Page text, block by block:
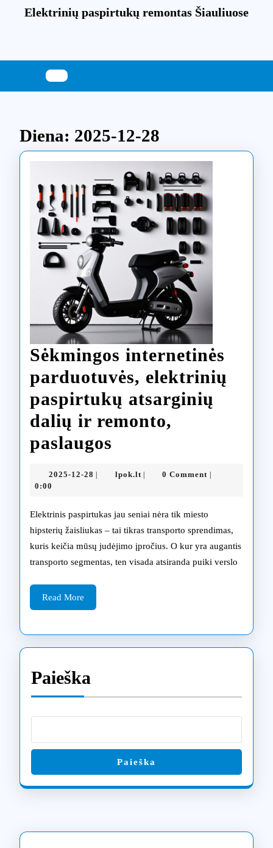
Elektrinių paspirtukų remontas Šiauliuose
Diena: 2025-12-28
Sėkmingos internetinės
parduotuvės, elektrinių
paspirtukų atsarginių
dalių ir remonto,
paslaugos
parduotuvės,
elektrinių
paspirtukų
atsarginių
paslaugos
2025-12-28 2025-lpok.ltlpok.lt0 Comment
0:00
Elektrinis paspirtukas jau seniai nėra tik miesto
hipsterių žaisliukas – tai tikras transporto sprendimas,
kuris keičia mūsų judėjimo įpročius. O kur yra augantis
transporto segmentas, ten visada atsiranda puiki verslo
Read More
More
Paieška
Paieška